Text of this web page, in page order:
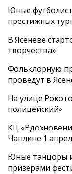
Юные
престижных
В Ясеневе
творчества»
Фольклорную
проведут в
На улице
полицейский»
КЦ
Чаплине 1
Юные танцоры
призерами